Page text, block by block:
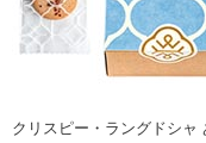
クリスピー・ラングドシャ